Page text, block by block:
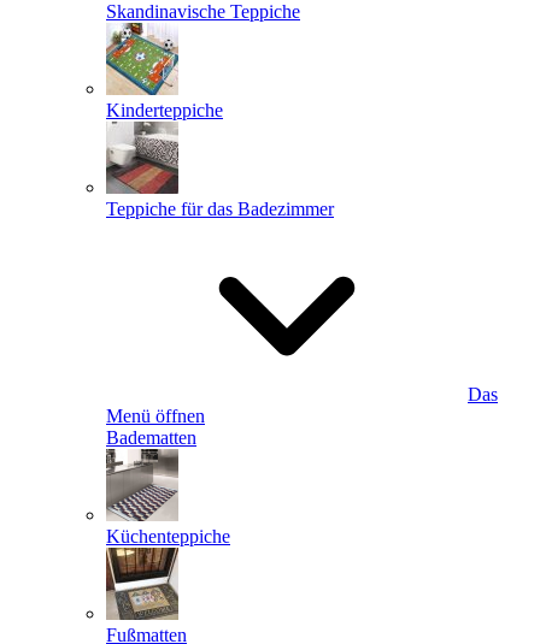
Skandinavische Teppiche
Kinderteppiche
Teppiche für das Badezimmer
Das
Menü öffnen
Badematten
Küchenteppiche
Fußmatten